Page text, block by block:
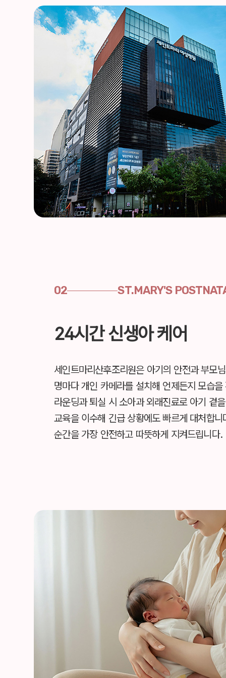
02 ST.MARY'S
24시간 신생아 케어
세인트마리산후조리원은 아기의 안전과 부모
명마다 개인 카메라를 설치해 언제든지 모습
라운딩과 퇴실 시 소아과 외래진료로 아기 곁
교육을 이수해 긴급 상황에도 빠르게 대처합
순간을 가장 안전하고 따뜻하게 지켜드립니다.